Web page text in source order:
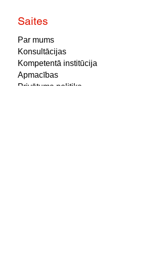
Saites
Par mums
Konsultācijas
Kompetentā institūcija
Apmacības
Privātuma politika